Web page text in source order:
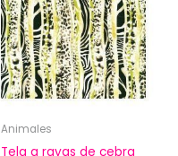
Animales
Tela a rayas de cebra